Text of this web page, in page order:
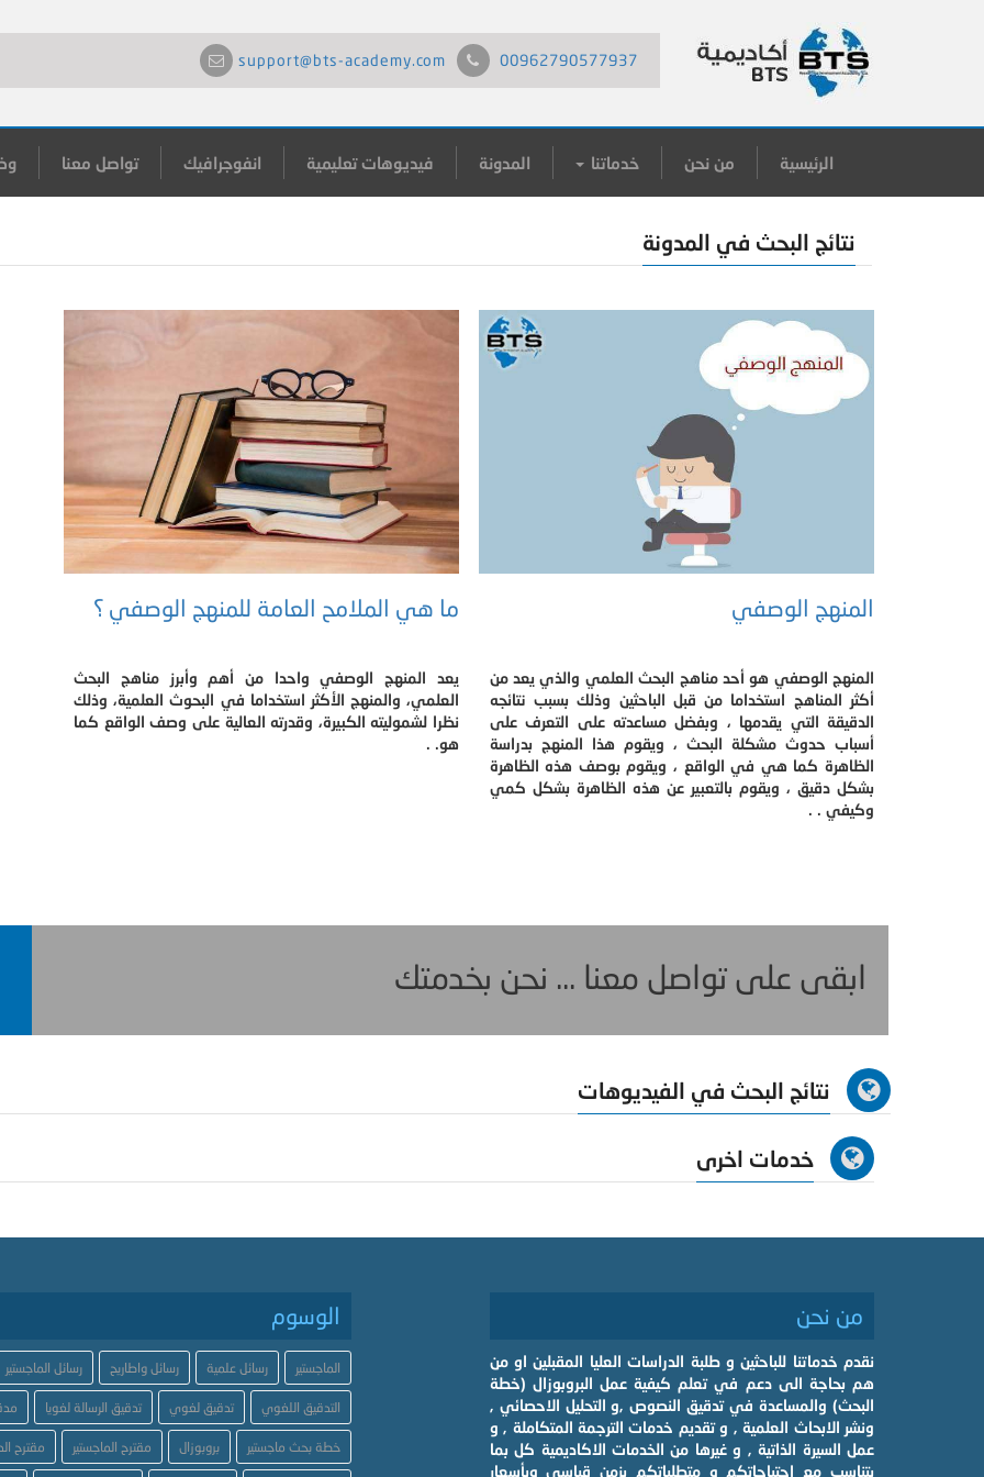
00962790577937
support@bts-academy.com
الرئيسية من نحن خدماتنا المدونة فيديوهات تعليمية انفوجرافيك تواصل معنا
نتائج البحث في المدونة
المنهج الوصفي
المنهج الوصفي هو أحد مناهج البحث العلمي والذي يعد من
أكثر المناهج استخداما من قبل الباحثين وذلك بسبب نتائجه
الدقيقة التي يقدمها ، وبفضل مساعدته على التعرف على
أسباب حدوث مشكلة البحث ، ويقوم هذا المنهج بدراسة
الظاهرة كما هي في الواقع ، ويقوم بوصف هذه الظاهرة
بشكل دقيق ، ويقوم بالتعبير عن هذه الظاهرة بشكل كمي
وكيفي . .
ما هي الملامح العامة للمنهج الوصفي ؟
يعد المنهج الوصفي واحدا من أهم وأبرز مناهج البحث
العلمي، والمنهج الأكثر استخداما في البحوث العلمية، وذلك
نظرا لشموليته الكبيرة، وقدرته العالية على وصف الواقع كما
هو. .
ابقى على تواصل معنا ... نحن بخدمتك
نتائج البحث في الفيديوهات
خدمات اخرى
من نحن
نقدم خدماتنا للباحثين و طلبة الدراسات العليا المقبلين او من
هم بحاجة الى دعم في تعلم كيفية عمل البروبوزال (خطة
البحث) والمساعدة في تدقيق النصوص ,و التحليل الاحصائي ,
ونشر الابحاث العلمية , و تقديم خدمات الترجمة المتكاملة , و
عمل السيرة الذاتية , و غيرها من الخدمات الاكاديمية كل بما
يتناسب مع احتياجاتكم و متطلباتكم بزمن قياسي وبأسعار
الوسوم
الماجستير رسائل علمية رسائل واطاريح رسائل الماجستير
التدقيق اللغوي تدقيق لغوي تدقيق الرسالة لغويا
خطة بحث ماجستير بروبوزال مقترح الماجستير مقترح